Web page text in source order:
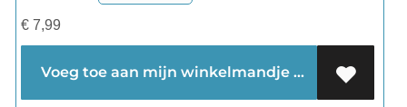
€7,99
Voeg toe aan mijn winkelmandje